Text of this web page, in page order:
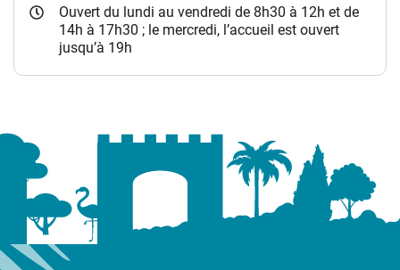
Ouvert du lundi au vendredi de 8h30 à 12h et de
14h à 17h30 ; le mercredi, l’accueil est ouvert
jusqu’à 19h